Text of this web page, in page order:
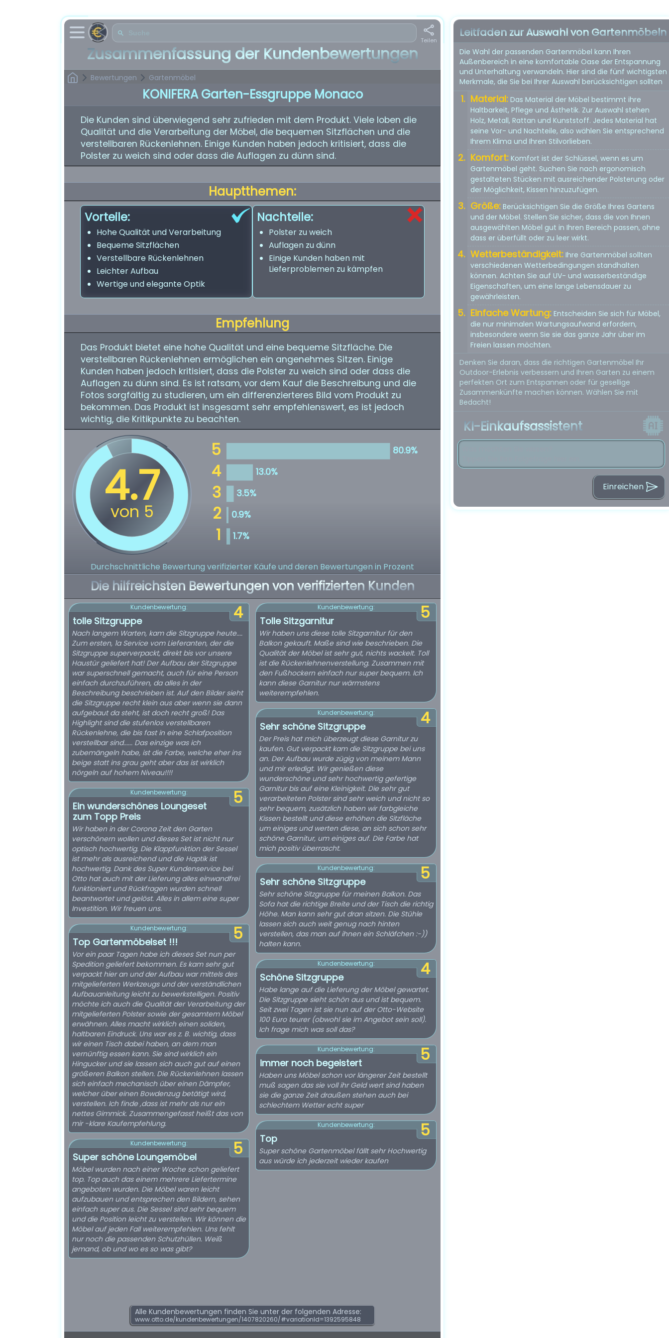
Teilen
Zusammenfassung der Kundenbewertungen
Bewertungen Gartenmöbel
KONIFERA Garten-Essgruppe Monaco
Die Kunden sind überwiegend sehr zufrieden mit dem Produkt. Viele loben die
Qualität und die Verarbeitung der Möbel, die bequemen Sitzflächen und die
verstellbaren Rückenlehnen. Einige Kunden haben jedoch kritisiert, dass die
Polster zu weich sind oder dass die Auflagen zu dünn sind.
Hauptthemen:
Vorteile:
Hohe Qualität und Verarbeitung
Bequeme Sitzflächen
Verstellbare Rückenlehnen
Leichter Aufbau
Wertige und elegante Optik
Nachteile:
Polster zu weich
Auflagen zu dünn
Einige Kunden haben mit
Lieferproblemen zu kämpfen
Empfehlung
Das Produkt bietet eine hohe Qualität und eine bequeme Sitzfläche. Die
verstellbaren Rückenlehnen ermöglichen ein angenehmes Sitzen. Einige
Kunden haben jedoch kritisiert, dass die Polster zu weich sind oder dass die
Auflagen zu dünn sind. Es ist ratsam, vor dem Kauf die Beschreibung und die
Fotos sorgfältig zu studieren, um ein differenzierteres Bild vom Produkt zu
bekommen. Das Produkt ist insgesamt sehr empfehlenswert, es ist jedoch
wichtig, die Kritikpunkte zu beachten.
Durchschnittliche Bewertung verifizierter Käufe und deren Bewertungen in Prozent
Die hilfreichsten Bewertungen von verifizierten Kunden
4
Kundenbewertung:
tolle Sitzgruppe
Nach langem Warten, kam die Sitzgruppe heute....
Zum ersten, 1a Service vom Lieferanten, der die
Sitzgruppe superverpackt, direkt bis vor unsere
Haustür geliefert hat! Der Aufbau der Sitzgruppe
war superschnell gemacht, auch für eine Person
einfach durchzuführen, da alles in der
Beschreibung beschrieben ist. Auf den Bilder sieht
die Sitzgruppe recht klein aus aber wenn sie dann
aufgebaut da steht, ist doch recht groß! Das
Highlight sind die stufenlos verstellbaren
Rückenlehne, die bis fast in eine Schlafposition
verstellbar sind...... Das einzige was ich
zubemängeln habe, ist die Farbe, welche eher ins
beige statt ins grau geht aber das ist wirklich
nörgeln auf hohem Niveau!!!!
5
Kundenbewertung:
Ein wunderschönes Loungeset
zum Topp Preis
Wir haben in der Corona Zeit den Garten
verschönern wollen und dieses Set ist nicht nur
optisch hochwertig. Die Klappfunktion der Sessel
ist mehr als ausreichend und die Haptik ist
hochwertig. Dank des Super Kundenservice bei
Otto hat auch mit der Lieferung alles einwandfrei
funktioniert und Rückfragen wurden schnell
beantwortet und gelöst. Alles in allem eine super
Investition. Wir freuen uns.
5
Kundenbewertung:
Top Gartenmöbelset !!!
Vor ein paar Tagen habe ich dieses Set nun per
Spedition geliefert bekommen. Es kam sehr gut
verpackt hier an und der Aufbau war mittels des
mitgelieferten Werkzeugs und der verständlichen
Aufbauanleitung leicht zu bewerkstelligen. Positiv
möchte ich auch die Qualität der Verarbeitung der
mitgelieferten Polster sowie der gesamtem Möbel
erwähnen. Alles macht wirklich einen soliden,
haltbaren Eindruck. Uns war es z. B. wichtig, dass
wir einen Tisch dabei haben, an dem man
vernünftig essen kann. Sie sind wirklich ein
Hingucker und sie lassen sich auch gut auf einen
größeren Balkon stellen. Die Rückenlehnen lassen
sich einfach mechanisch über einen Dämpfer,
welcher über einen Bowdenzug betätigt wird,
verstellen. Ich finde ,dass ist mehr als nur ein
nettes Gimmick. Zusammengefasst heißt das von
mir -klare Kaufempfehlung.
5
Kundenbewertung:
Super schöne Loungemöbel
Möbel wurden nach einer Woche schon geliefert
top. Top auch das einem mehrere Liefertermine
angeboten wurden. Die Möbel waren leicht
aufzubauen und entsprechen den Bildern, sehen
einfach super aus. Die Sessel sind sehr bequem
und die Position leicht zu verstellen. Wir können die
Möbel auf jeden Fall weiterempfehlen. Uns fehlt
nur noch die passenden Schutzhüllen. Weiß
jemand, ob und wo es so was gibt?
5
Kundenbewertung:
Tolle Sitzgarnitur
Wir haben uns diese tolle Sitzgarnitur für den
Balkon gekauft. Maße sind wie beschrieben. Die
Qualität der Möbel ist sehr gut, nichts wackelt. Toll
ist die Rückenlehnenverstellung. Zusammen mit
den Fußhockern einfach nur super bequem. Ich
kann diese Garnitur nur wärmstens
weiterempfehlen.
4
Kundenbewertung:
Sehr schöne Sitzgruppe
Der Preis hat mich überzeugt diese Garnitur zu
kaufen. Gut verpackt kam die Sitzgruppe bei uns
an. Der Aufbau wurde zügig von meinem Mann
und mir erledigt. Wir genießen diese
wunderschöne und sehr hochwertig gefertige
Garnitur bis auf eine Kleinigkeit. Die sehr gut
verarbeiteten Polster sind sehr weich und nicht so
sehr bequem, zusätzlich haben wir farbgleiche
Kissen bestellt und diese erhöhen die Sitzfläche
um einiges und werten diese, an sich schon sehr
schöne Garnitur, um einiges auf. Die Farbe hat
mich positiv überrascht.
5
Kundenbewertung:
Sehr schöne Sitzgruppe
Sehr schöne Sitzgruppe für meinen Balkon. Das
Sofa hat die richtige Breite und der Tisch die richtig
Höhe. Man kann sehr gut dran sitzen. Die Stühle
lassen sich auch weit genug nach hinten
verstellen, das man auf ihnen ein Schläfchen :-))
halten kann.
4
Kundenbewertung:
Schöne Sitzgruppe
Habe lange auf die Lieferung der Möbel gewartet.
Die Sitzgruppe sieht schön aus und ist bequem.
Seit zwei Tagen ist sie nun auf der Otto-Website
100 Euro teurer (obwohl sie im Angebot sein soll).
Ich frage mich was soll das?
5
Kundenbewertung:
immer noch begeistert
Haben uns Möbel schon vor längerer Zeit bestellt
muß sagen das sie voll ihr Geld wert sind haben
sie die ganze Zeit draußen stehen auch bei
schlechtem Wetter echt super
5
Kundenbewertung:
Top
Super schöne Gartenmöbel fällt sehr Hochwertig
aus würde ich jederzeit wieder kaufen
Alle Kundenbewertungen finden Sie unter der folgenden Adresse:
www.otto.de/kundenbewertungen/1407820260/#variationId=1392595848
Leitfaden zur Auswahl von Gartenmöbeln
Die Wahl der passenden Gartenmöbel kann Ihren
Außenbereich in eine komfortable Oase der Entspannung
und Unterhaltung verwandeln. Hier sind die fünf wichtigsten
Merkmale, die Sie bei Ihrer Auswahl berücksichtigen sollten
Material: Das Material der Möbel bestimmt ihre
Haltbarkeit, Pflege und Ästhetik. Zur Auswahl stehen
Holz, Metall, Rattan und Kunststoff. Jedes Material hat
seine Vor- und Nachteile, also wählen Sie entsprechend
Ihrem Klima und Ihren Stilvorlieben.
Komfort: Komfort ist der Schlüssel, wenn es um
Gartenmöbel geht. Suchen Sie nach ergonomisch
gestalteten Stücken mit ausreichender Polsterung oder
der Möglichkeit, Kissen hinzuzufügen.
Größe: Berücksichtigen Sie die Größe Ihres Gartens
und der Möbel. Stellen Sie sicher, dass die von Ihnen
ausgewählten Möbel gut in Ihren Bereich passen, ohne
dass er überfüllt oder zu leer wirkt.
Wetterbeständigkeit: Ihre Gartenmöbel sollten
verschiedenen Wetterbedingungen standhalten
können. Achten Sie auf UV- und wasserbeständige
Eigenschaften, um eine lange Lebensdauer zu
gewährleisten.
Einfache Wartung: Entscheiden Sie sich für Möbel,
die nur minimalen Wartungsaufwand erfordern,
insbesondere wenn Sie sie das ganze Jahr über im
Freien lassen möchten.
Denken Sie daran, dass die richtigen Gartenmöbel Ihr
Outdoor-Erlebnis verbessern und Ihren Garten zu einem
perfekten Ort zum Entspannen oder für gesellige
Zusammenkünfte machen können. Wählen Sie mit
Bedacht!
KI-Einkaufsassistent
Einreichen